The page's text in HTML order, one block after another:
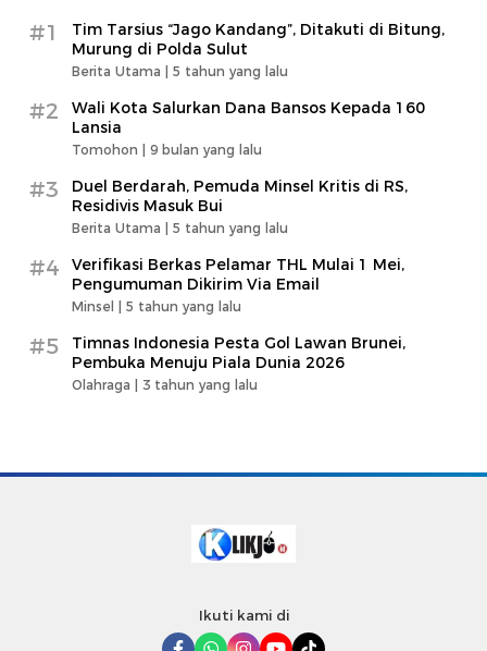
#1
Tim Tarsius “Jago Kandang”, Ditakuti di Bitung,
Murung di Polda Sulut
Berita Utama | 5 tahun yang lalu
#2
Wali Kota Salurkan Dana Bansos Kepada 160
Lansia
Tomohon | 9 bulan yang lalu
#3
Duel Berdarah, Pemuda Minsel Kritis di RS,
Residivis Masuk Bui
Berita Utama | 5 tahun yang lalu
#4
Verifikasi Berkas Pelamar THL Mulai 1 Mei,
Pengumuman Dikirim Via Email
Minsel | 5 tahun yang lalu
#5
Timnas Indonesia Pesta Gol Lawan Brunei,
Pembuka Menuju Piala Dunia 2026
Olahraga | 3 tahun yang lalu
Ikuti kami di